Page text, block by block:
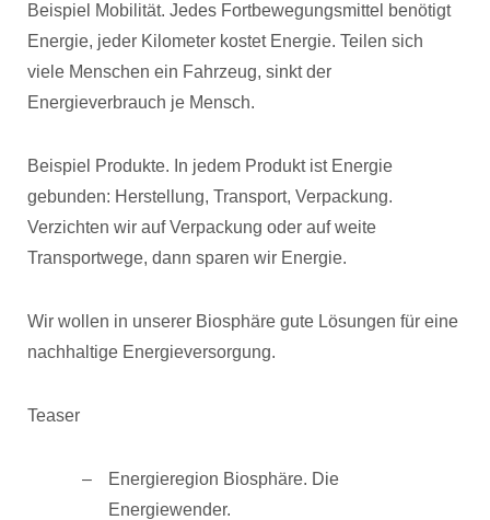
Beispiel Mobilität. Jedes Fortbewegungsmittel benötigt
Energie, jeder Kilometer kostet Energie. Teilen sich
viele Menschen ein Fahrzeug, sinkt der
Energieverbrauch je Mensch.
Beispiel Produkte. In jedem Produkt ist Energie
gebunden: Herstellung, Transport, Verpackung.
Verzichten wir auf Verpackung oder auf weite
Transportwege, dann sparen wir Energie.
Wir wollen in unserer Biosphäre gute Lösungen für eine
nachhaltige Energieversorgung.
Teaser
Energieregion Biosphäre. Die
Energiewender.